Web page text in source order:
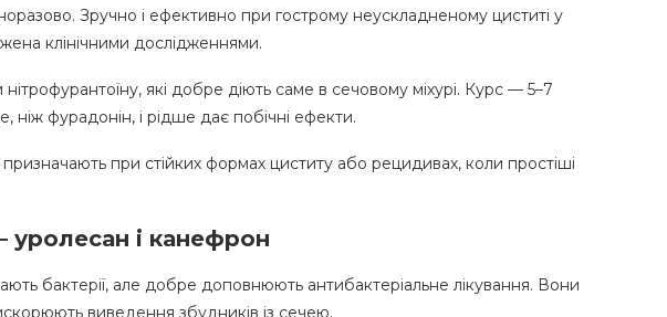
Зручно і ефективно при гострому неускладненому циститі у
клінічними дослідженнями.
які добре діють саме в сечовому міхурі. Курс — 5–7
ніж фурадонін, і рідше дає побічні ефекти.
при стійких формах циститу або рецидивах, коли простіші
уролесан і канефрон
бактерії, але добре доповнюють антибактеріальне лікування. Вони
виведення збудників із сечею.